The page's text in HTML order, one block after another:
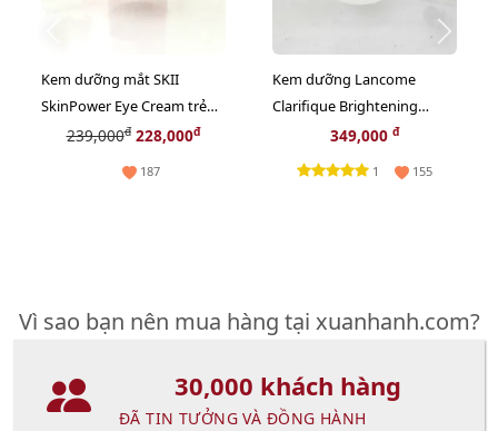
Kem dưỡng mắt SKII
SkinPower Eye Cream trẻ
hóa và săn chắc da vùng
239,000đ228,000đ
187
Kem dưỡng Lancome
Clarifique Brightening
trắng sáng nâng tông, se
mịn, 15ml
349,000 đ
1 155
Vì sao bạn nên mua hàng tại xuanhanh.com?
30,000 khách hàng
ĐÃ TIN TƯỞNG VÀ ĐỒNG HÀNH